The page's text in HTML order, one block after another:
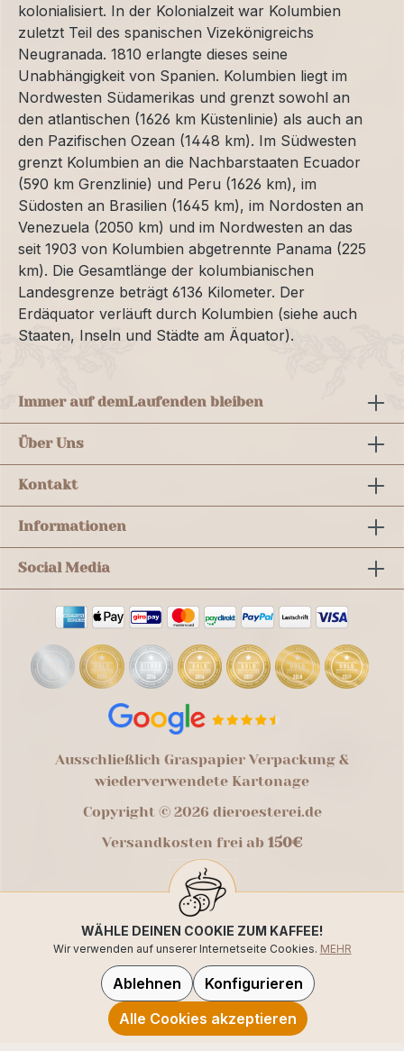
kolonialisiert. In der Kolonialzeit war Kolumbien
zuletzt Teil des spanischen Vizekönigreichs
Neugranada. 1810 erlangte dieses seine
Unabhängigkeit von Spanien. Kolumbien liegt im
Nordwesten Südamerikas und grenzt sowohl an
den atlantischen (1626 km Küstenlinie) als auch an
den Pazifischen Ozean (1448 km). Im Südwesten
grenzt Kolumbien an die Nachbarstaaten Ecuador
(590 km Grenzlinie) und Peru (1626 km), im
Südosten an Brasilien (1645 km), im Nordosten an
Venezuela (2050 km) und im Nordwesten an das
seit 1903 von Kolumbien abgetrennte Panama (225
km). Die Gesamtlänge der kolumbianischen
Landesgrenze beträgt 6136 Kilometer. Der
Erdäquator verläuft durch Kolumbien (siehe auch
Staaten, Inseln und Städte am Äquator).
Immer auf demLaufenden bleiben
Über Uns
Kontakt
Informationen
Social Media
Ausschließlich Graspapier Verpackung &
wiederverwendete Kartonage
Copyright © 2026 dieroesterei.de
Versandkosten frei ab 150€
WÄHLE DEINEN COOKIE ZUM KAFFEE!
Wir verwenden auf unserer Internetseite Cookies. MEHR
Ablehnen
Konfigurieren
Alle Cookies akzeptieren